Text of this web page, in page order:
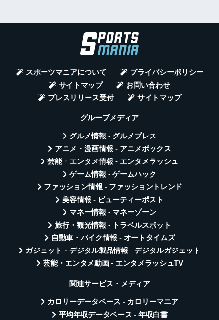
スポーツマニアについて
プライバシーポリシー
サイトマップ
お問い合わせ
プレスリリース受付
サイトマップ
グループメディア
グルメ情報 - グルメプレス
アニメ・漫画情報 - アニメボックス
芸能・エンタメ情報 - エンタメラッシュ
ゲーム情報 - ゲームハック
ファッション情報 - ファッショントレンド
美容情報 - ビューティーポスト
マネー情報 - マネーゾーン
旅行・観光情報 - トラベルスポット
自動車・バイク情報 - オートタイムズ
ガジェット・デジタル製品情報 - デジタルガジェット
芸能・エンタメ動画 - エンタメラッシュTV
関連サービス・メディア
カロリーデータベース - カロリーマニア
平均年収データベース - 年収白書